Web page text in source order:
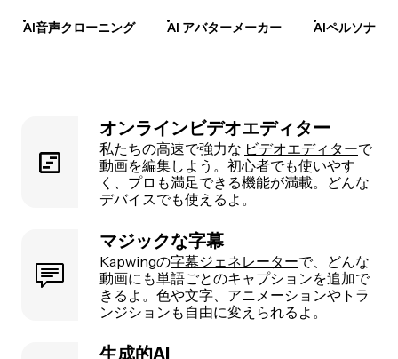
AI音声クローニング AI アバターメーカー AIペルソナ
オンラインビデオエディター
私たちの高速で強力な ビデオエディターで
動画を編集しよう。初心者でも使いやす
く、プロも満足できる機能が満載。どんな
デバイスでも使えるよ。
マジックな字幕
Kapwingの字幕ジェネレーターで、どんな
動画にも単語ごとのキャプションを追加で
きるよ。色や文字、アニメーションやトラ
ンジションも自由に変えられるよ。
生成的AI